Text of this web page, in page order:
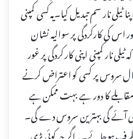
ٹیلی نار سم تبدیل کیا۔یہ کسی کمپنی
کی کارکردگی پر سوالیہ نشان
نار کمپنی اپنی کار کردگی پر غور
سروس پر کسی کو اعتراض کرنے
کا دور ہے بہت ممکن ہے
آئے گی بہترین سروس دے گی۔